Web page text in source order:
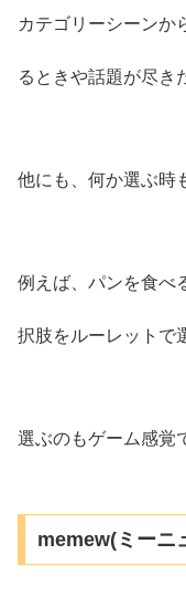
カテゴリーシーンか
るときや話題が尽き
他にも、何か選ぶ時
例えば、パンを食べ
択肢をルーレットで
選ぶのもゲーム感覚
memew(ミーニ